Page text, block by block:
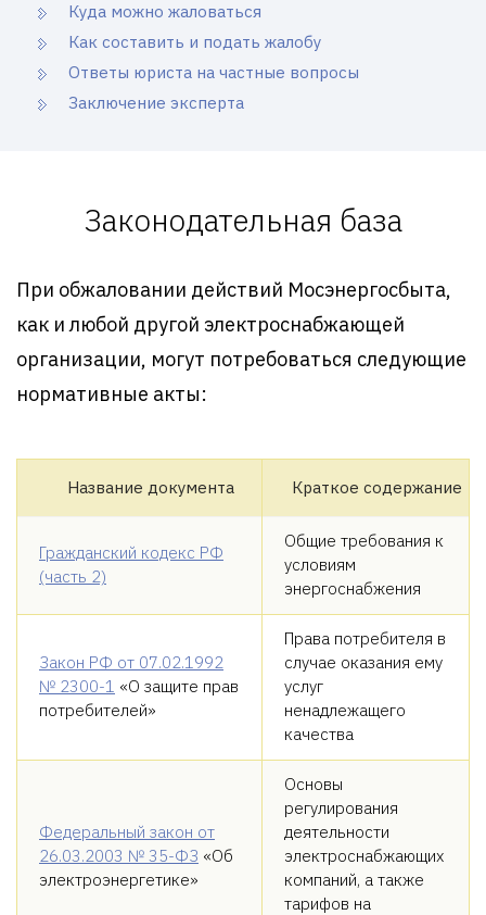
Куда можно жаловаться
Как составить и подать жалобу
Ответы юриста на частные вопросы
Заключение эксперта
Законодательная база
При обжаловании действий Мосэнергосбыта,
как и любой другой электроснабжающей
организации, могут потребоваться следующие
нормативные акты:
Название документа Краткое содержание
Гражданский кодекс РФ
(часть 2)
Общие требования к
условиям
энергоснабжения
Закон РФ от 07.02.1992
№ 2300-1 «О защите прав
потребителей»
Права потребителя в
случае оказания ему
услуг
ненадлежащего
качества
Федеральный закон от
26.03.2003 № 35-ФЗ «Об
электроэнергетике»
Основы
регулирования
деятельности
электроснабжающих
компаний, а также
тарифов на